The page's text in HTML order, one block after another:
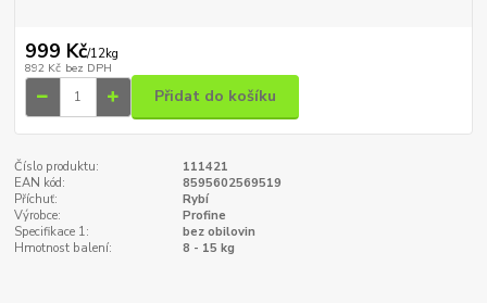
999 Kč/12kg
892 Kč bez DPH
Přidat do košíku
Číslo produktu:
111421
EAN kód:
8595602569519
Příchuť:
Rybí
Výrobce:
Profine
Specifikace 1:
bez obilovin
Hmotnost balení:
8 - 15 kg